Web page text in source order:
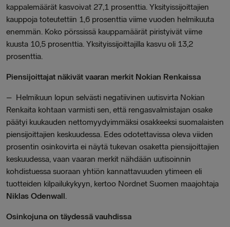
kappalemäärät kasvoivat 27,1 prosenttia. Yksityissijoittajien
kauppoja toteutettiin 1,6 prosenttia viime vuoden helmikuuta
enemmän. Koko pörssissä kauppamäärät piristyivät viime
kuusta 10,5 prosenttia. Yksityissijoittajilla kasvu oli 13,2
prosenttia.
Piensijoittajat näkivät vaaran merkit Nokian Renkaissa
– Helmikuun lopun selvästi negatiivinen uutisvirta Nokian
Renkaita kohtaan varmisti sen, että rengasvalmistajan osake
päätyi kuukauden nettomyydyimmäksi osakkeeksi suomalaisten
piensijoittajien keskuudessa. Edes odotettavissa oleva viiden
prosentin osinkovirta ei näytä tukevan osaketta piensijoittajien
keskuudessa, vaan vaaran merkit nähdään uutisoinnin
kohdistuessa suoraan yhtiön kannattavuuden ytimeen eli
tuotteiden kilpailukykyyn, kertoo Nordnet Suomen maajohtaja
Niklas Odenwall.
Osinkojuna on täydessä vauhdissa